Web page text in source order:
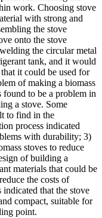
work. Choosing stove
with strong and
the stove
onto the stove
the circular metal
tank, and it would
it could be used for
of making a biomass
found to be a problem in
a stove. Some
to find in the
process indicated
with durability; 3)
stoves to reduce
of building a
materials that could be
the costs of
that the stove
compact, suitable for
point.